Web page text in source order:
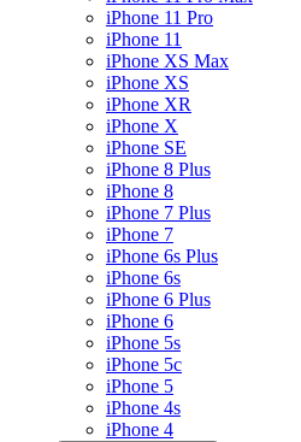
iPhone 11 Pro
iPhone 11
iPhone XS Max
iPhone XS
iPhone XR
iPhone X
iPhone SE
iPhone 8 Plus
iPhone 8
iPhone 7 Plus
iPhone 7
iPhone 6s Plus
iPhone 6s
iPhone 6 Plus
iPhone 6
iPhone 5s
iPhone 5c
iPhone 5
iPhone 4s
iPhone 4